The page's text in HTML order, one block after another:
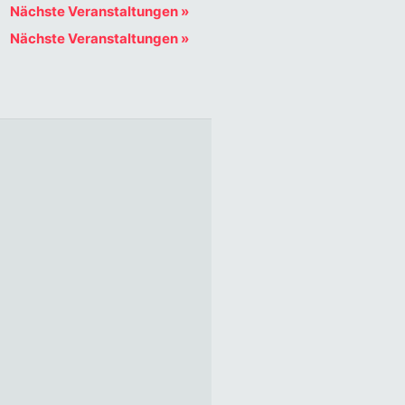
Nächste Veranstaltungen »
Nächste Veranstaltungen »